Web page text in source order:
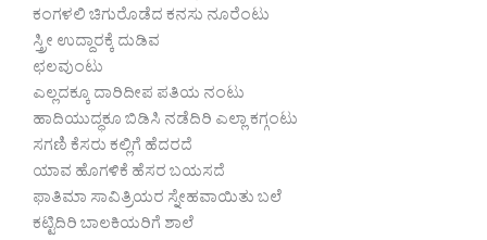
ಕಂಗಳಲಿ ಚಿಗುರೊಡೆದ ಕನಸು ನೂರೆಂಟು
ಸ್ತ್ರೀ ಉದ್ದಾರಕ್ಕೆ ದುಡಿವ
ಛಲವುಂಟು
ಎಲ್ಲದಕ್ಕೂ ದಾರಿದೀಪ ಪತಿಯ ನಂಟು
ಹಾದಿಯುದ್ಧಕೂ ಬಿಡಿಸಿ ನಡೆದಿರಿ ಎಲ್ಲಾ ಕಗ್ಗಂಟು
ಸಗಣಿ ಕೆಸರು ಕಲ್ಲಿಗೆ ಹೆದರದೆ
ಯಾವ ಹೊಗಳಿಕೆ ಹೆಸರ ಬಯಸದೆ
ಫಾತಿಮಾ ಸಾವಿತ್ರಿಯರ ಸ್ನೇಹವಾಯಿತು ಬಲೆ
ಕಟ್ಟಿದಿರಿ ಬಾಲಕಿಯರಿಗೆ ಶಾಲೆ